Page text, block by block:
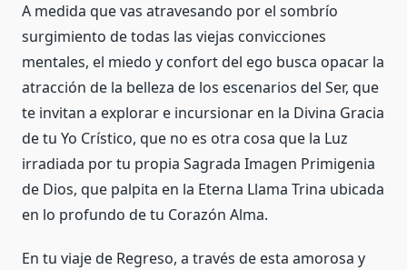
A medida que vas atravesando por el sombrío
surgimiento de todas las viejas convicciones
mentales, el miedo y confort del ego busca opacar la
atracción de la belleza de los escenarios del Ser, que
te invitan a explorar e incursionar en la Divina Gracia
de tu Yo Crístico, que no es otra cosa que la Luz
irradiada por tu propia Sagrada Imagen Primigenia
de Dios, que palpita en la Eterna Llama Trina ubicada
en lo profundo de tu Corazón Alma.
En tu viaje de Regreso, a través de esta amorosa y